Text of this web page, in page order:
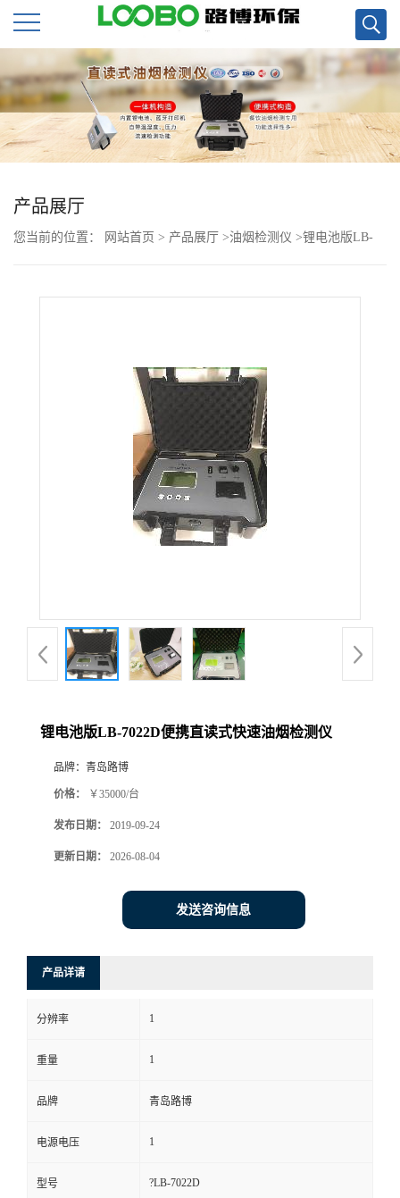
公
司
首
页
公
品
厅
系
方
式
在
线
产品展厅
您当前的位置： 网站首页 > 产品展厅 >油烟检测仪 >锂电池版LB-
锂电池版LB-7022D便携直读式快速油烟检测仪
品牌： 青岛路博
价格： ￥35000/台
发布日期： 2019-09-24
更新日期： 2026-08-04
发送咨询信息
产品详请
分辨率 1
重量 1
品牌 青岛路博
电源电压 1
型号 ?LB-7022D